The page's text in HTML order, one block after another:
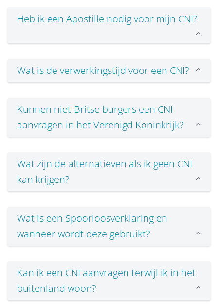
Heb ik een Apostille nodig voor mijn CNI?
Wat is de verwerkingstijd voor een CNI?
Kunnen niet-Britse burgers een CNI
aanvragen in het Verenigd Koninkrijk?
Wat zijn de alternatieven als ik geen CNI
kan krijgen?
Wat is een Spoorloosverklaring en
wanneer wordt deze gebruikt?
Kan ik een CNI aanvragen terwijl ik in het
buitenland woon?